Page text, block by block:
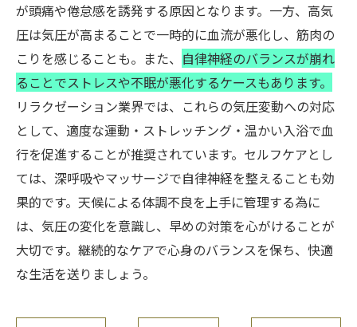
が頭痛や倦怠感を誘発する原因となります。一方、高気
圧は気圧が高まることで一時的に血流が悪化し、筋肉の
こりを感じることも。また、 自律神経のバランスが崩れ
ることでストレスや不眠が悪化するケースもあります。
リラクゼーション業界では、これらの気圧変動への対応
として、適度な運動・ストレッチング・温かい入浴で血
行を促進することが推奨されています。セルフケアとし
ては、深呼吸やマッサージで自律神経を整えることも効
果的です。天候による体調不良を上手に管理する為に
は、気圧の変化を意識し、早めの対策を心がけることが
大切です。継続的なケアで心身のバランスを保ち、快適
な生活を送りましょう。